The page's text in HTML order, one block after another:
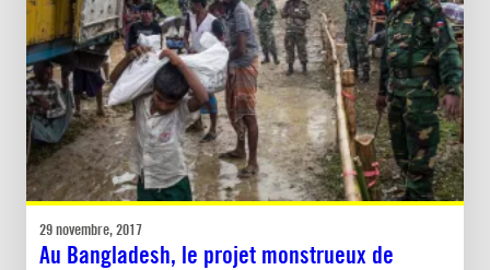
29 novembre, 2017
Au Bangladesh, le projet monstrueux de